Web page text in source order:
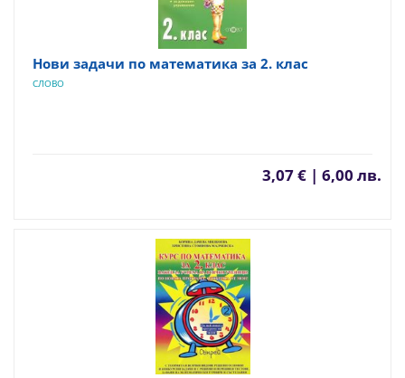
Нови задачи по математика за 2. клас
СЛОВО
3,07 € | 6,00 лв.